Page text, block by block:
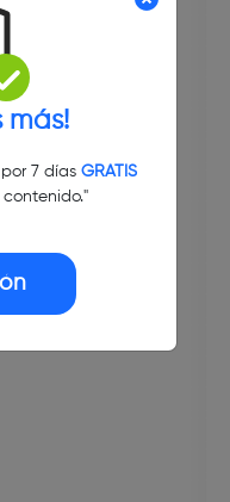
más!
7 días GRATIS